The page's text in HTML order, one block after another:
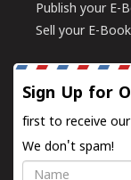
Publish your E-
Sell your E-Book
Sign Up for
first to receive
We don't spam!
Name